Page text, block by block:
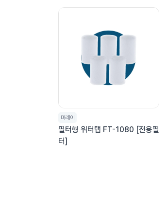
머레이
필터형 워터탭 FT-1080 [전용필
터]